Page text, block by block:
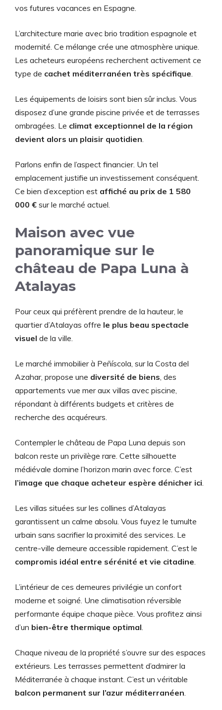
vos futures vacances en Espagne.
L’architecture marie avec brio tradition espagnole et
modernité. Ce mélange crée une atmosphère unique.
Les acheteurs européens recherchent activement ce
type de cachet méditerranéen très spécifique.
Les équipements de loisirs sont bien sûr inclus. Vous
disposez d’une grande piscine privée et de terrasses
ombragées. Le climat exceptionnel de la région
devient alors un plaisir quotidien.
Parlons enfin de l’aspect financier. Un tel
emplacement justifie un investissement conséquent.
Ce bien d’exception est affiché au prix de 1 580
000 € sur le marché actuel.
Maison avec vue
panoramique sur le
château de Papa Luna à
Atalayas
Pour ceux qui préfèrent prendre de la hauteur, le
quartier d’Atalayas offre le plus beau spectacle
visuel de la ville.
Le marché immobilier à Peñíscola, sur la Costa del
Azahar, propose une diversité de biens, des
appartements vue mer aux villas avec piscine,
répondant à différents budgets et critères de
recherche des acquéreurs.
Contempler le château de Papa Luna depuis son
balcon reste un privilège rare. Cette silhouette
médiévale domine l’horizon marin avec force. C’est
l’image que chaque acheteur espère dénicher ici.
Les villas situées sur les collines d’Atalayas
garantissent un calme absolu. Vous fuyez le tumulte
urbain sans sacrifier la proximité des services. Le
centre-ville demeure accessible rapidement. C’est le
compromis idéal entre sérénité et vie citadine.
L’intérieur de ces demeures privilégie un confort
moderne et soigné. Une climatisation réversible
performante équipe chaque pièce. Vous profitez ainsi
d’un bien-être thermique optimal.
Chaque niveau de la propriété s’ouvre sur des espaces
extérieurs. Les terrasses permettent d’admirer la
Méditerranée à chaque instant. C’est un véritable
balcon permanent sur l’azur méditerranéen.